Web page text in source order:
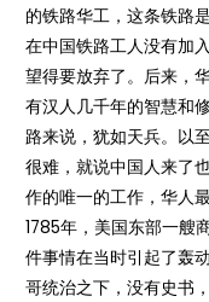
的铁路华工，这条铁路
在中国铁路工人没有加
望得要放弃了。后来，
有汉人几千年的智慧和
路来说，犹如天兵。以
很难，就说中国人来了
作的唯一的工作，华人
1785年，美国东部一艘
件事情在当时引起了轰
哥统治之下，没有史书